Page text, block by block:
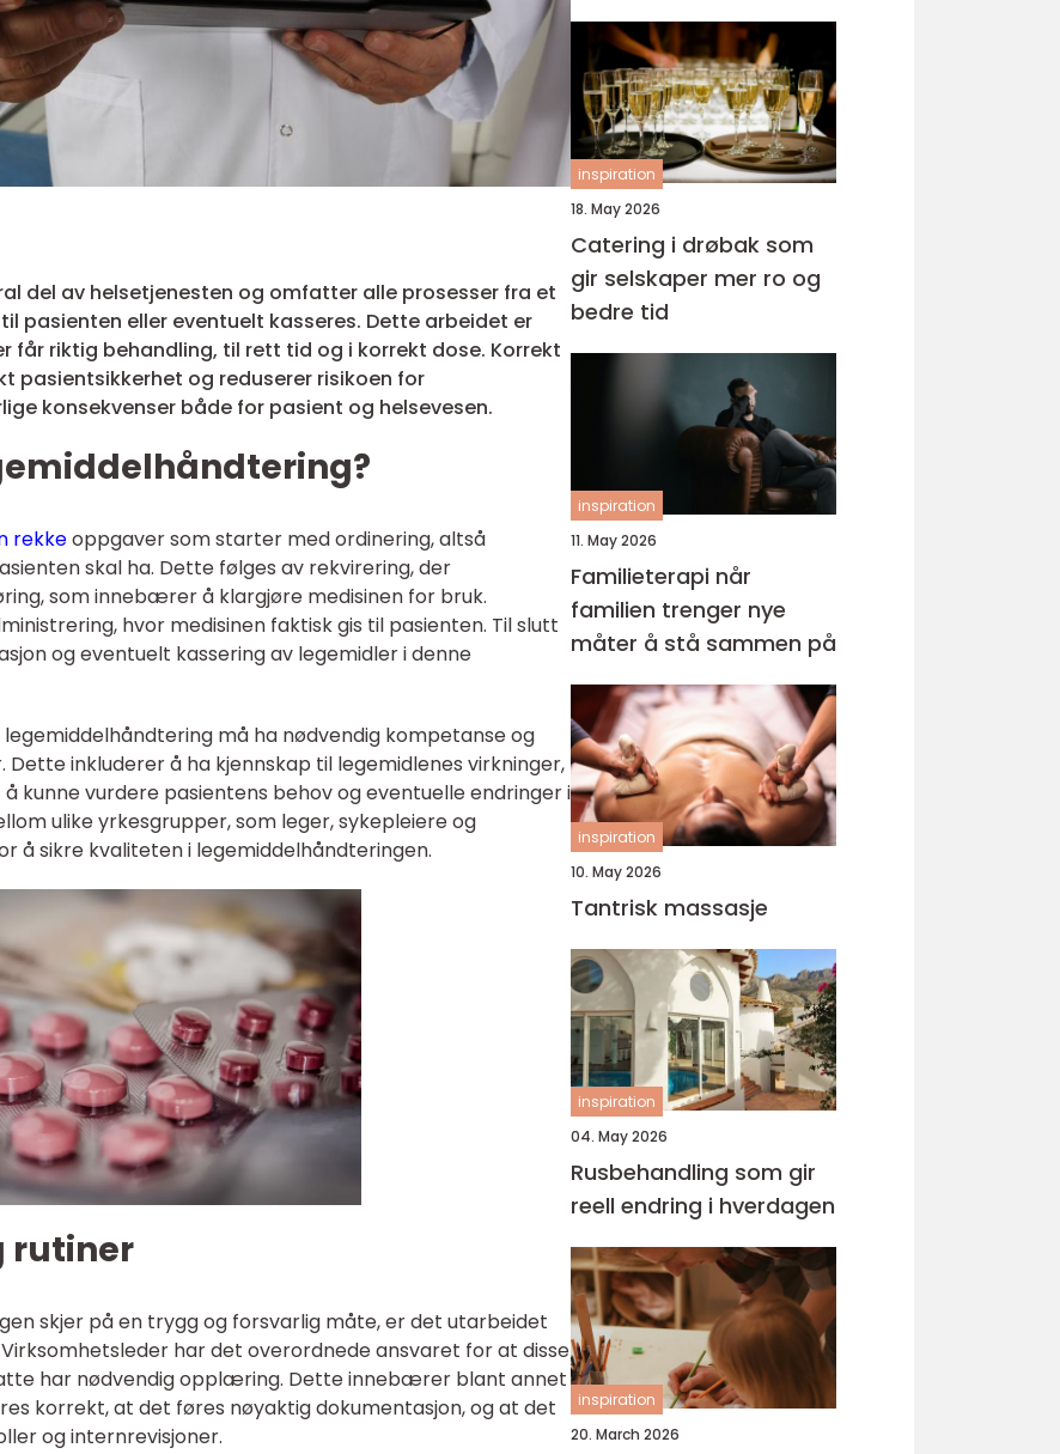
del av helsetjenesten og omfatter alle prosesser fra et
pasienten eller eventuelt kasseres. Dette arbeidet er
får riktig behandling, til rett tid og i korrekt dose. Korrekt
pasientsikkerhet og reduserer risikoen for
konsekvenser både for pasient og helsevesen.
rekkeoppgaver som starter med ordinering, altså
skal ha. Dette følges av rekvirering, der
som innebærer å klargjøre medisinen for bruk.
hvor medisinen faktisk gis til pasienten. Til slutt
og eventuelt kassering av legemidler i denne
må ha nødvendig kompetanse og
inkluderer å ha kjennskap til legemidlenes virkninger,
kunne vurdere pasientens behov og eventuelle endringer i
ulike yrkesgrupper, som leger, sykepleiere og
å sikre kvaliteten i legemiddelhåndteringen.
rutiner
skjer på en trygg og forsvarlig måte, er det utarbeidet
har det overordnede ansvaret for at disse
har nødvendig opplæring. Dette innebærer blant annet
korrekt, at det føres nøyaktig dokumentasjon, og at det
og internrevisjoner.
inspiration
18. May 2026
Catering i drøbak som
gir selskaper mer ro og
bedre tid
inspiration
11. May 2026
Familieterapi når
familien trenger nye
måter å stå sammen på
inspiration
10. May 2026
Tantrisk massasje
inspiration
04. May 2026
Rusbehandling som gir
reell endring i hverdagen
inspiration
20. March 2026